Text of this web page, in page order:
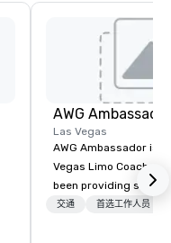
AWG Ambassador
Las Vegas
AWG Ambassador is
Vegas Limo Coach
been providing
and leisure travelers
交通 首选工作人员